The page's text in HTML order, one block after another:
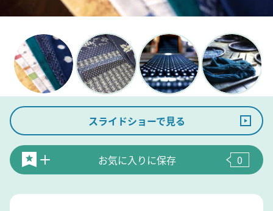
スライドショーで見る
お気に入りに保存 0